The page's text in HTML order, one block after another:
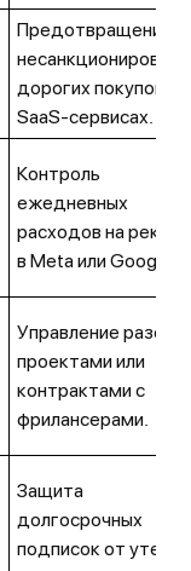
Предотвращение
дорогих покупок в
SaaS-сервисах.
Контроль
ежедневных
расходов на
в Meta или Google.
Управление
проектами или
контрактами с
фрилансерами.
Защита
долгосрочных
подписок от утечек